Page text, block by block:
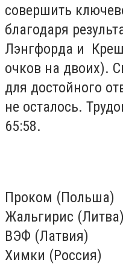
совершить
благодаря
Лэнгфорда и
очков на двоих).
для достойного
не осталось.
65:58.
Проком (Польша)
Жальгирис (Литва)
ВЭФ (Латвия)
Химки (Россия)